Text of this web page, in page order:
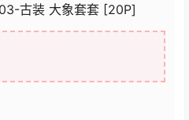
古装 大象套套 [20P]